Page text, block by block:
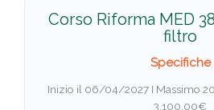
Corso Riforma MED
filtro
Specifiche
Inizio il 06/04/2027 I Massimo
3.100,00€